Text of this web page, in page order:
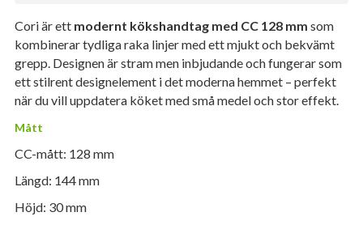
Cori är ett modernt kökshandtag med CC 128 mm som
kombinerar tydliga raka linjer med ett mjukt och bekvämt
grepp. Designen är stram men inbjudande och fungerar som
ett stilrent designelement i det moderna hemmet – perfekt
när du vill uppdatera köket med små medel och stor effekt.
Mått
CC-mått: 128 mm
Längd: 144 mm
Höjd: 30 mm